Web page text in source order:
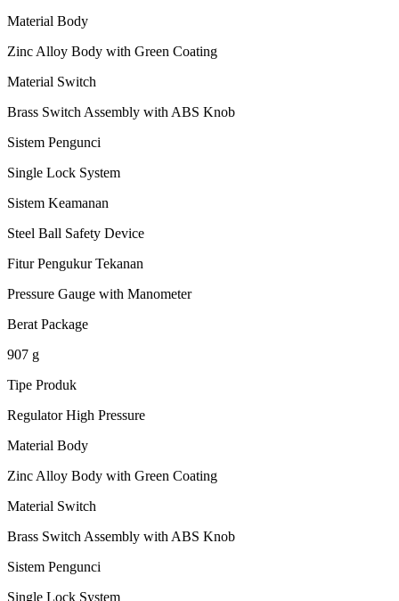
Material Body
Zinc Alloy Body with Green Coating
Material Switch
Brass Switch Assembly with ABS Knob
Sistem Pengunci
Single Lock System
Sistem Keamanan
Steel Ball Safety Device
Fitur Pengukur Tekanan
Pressure Gauge with Manometer
Berat Package
907 g
Tipe Produk
Regulator High Pressure
Material Body
Zinc Alloy Body with Green Coating
Material Switch
Brass Switch Assembly with ABS Knob
Sistem Pengunci
Single Lock System